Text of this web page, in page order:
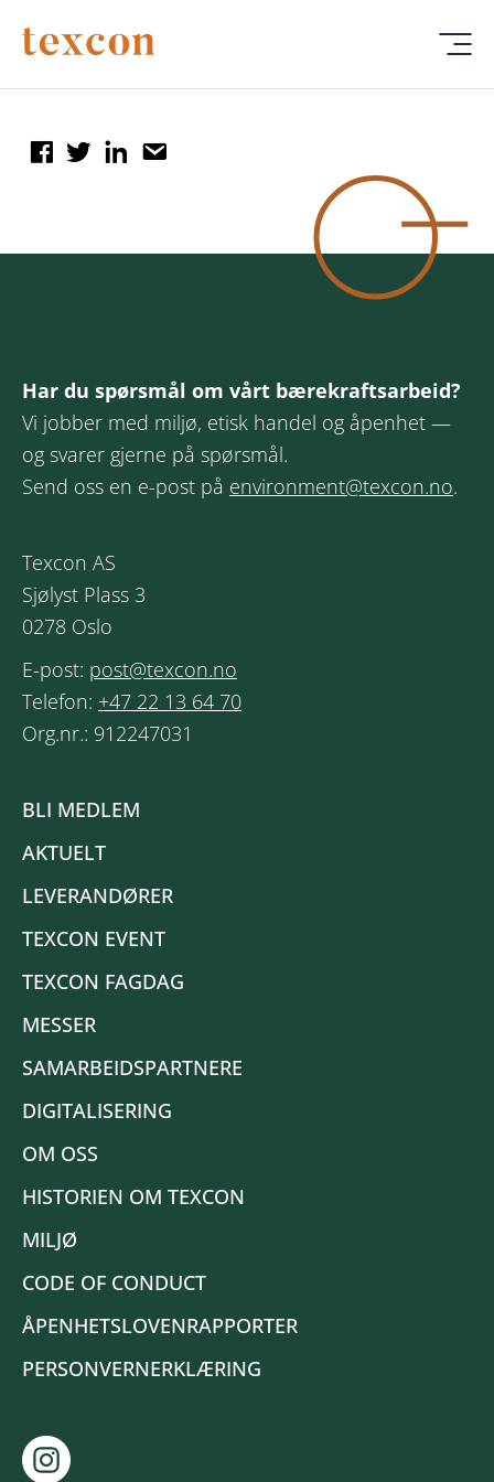
Har du spørsmål om vårt bærekraftsarbeid?
Vi jobber med miljø, etisk handel og åpenhet —
og svarer gjerne på spørsmål.
Send oss en e-post på environment@texcon.no.
Texcon AS
Sjølyst Plass 3
0278 Oslo
E-post: post@texcon.no
Telefon: +47 22 13 64 70
Org.nr.: 912247031
BLI MEDLEM
AKTUELT
LEVERANDØRER
TEXCON EVENT
TEXCON FAGDAG
MESSER
SAMARBEIDSPARTNERE
DIGITALISERING
OM OSS
HISTORIEN OM TEXCON
MILJØ
CODE OF CONDUCT
ÅPENHETSLOVENRAPPORTER
PERSONVERNERKLÆRING